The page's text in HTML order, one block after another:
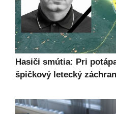
Hasiči smútia: Pri
špičkový letecký